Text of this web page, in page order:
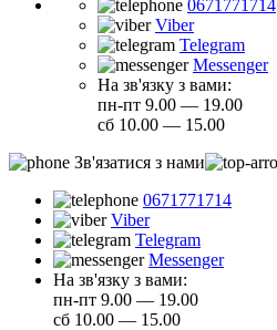
0671771714
Viber
Telegram
Messenger
На зв'язку з вами:
пн-пт 9.00 — 19.00
сб 10.00 — 15.00
Зв'язатися з нами
0671771714
Viber
Telegram
Messenger
На зв'язку з вами:
пн-пт 9.00 — 19.00
сб 10.00 — 15.00